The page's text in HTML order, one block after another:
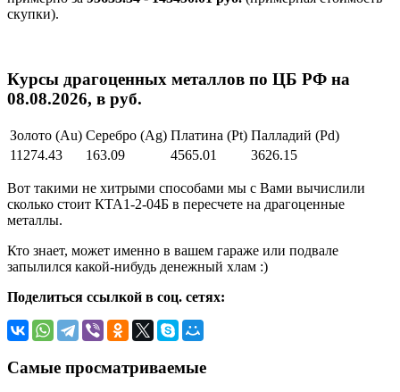
скупки).
Курсы драгоценных металлов по ЦБ РФ на
08.08.2026, в руб.
Золото (Au) Серебро (Ag) Платина (Pt) Палладий (Pd)
11274.43
163.09 4565.01 3626.15
Вот такими не хитрыми способами мы с Вами вычислили
сколько стоит КТА1-2-04Б в пересчете на драгоценные
металлы.
Кто знает, может именно в вашем гараже или подвале
запылился какой-нибудь денежный хлам :)
Поделиться ссылкой в соц. сетях:
Самые просматриваемые